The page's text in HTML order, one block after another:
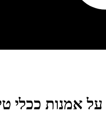
אמנות ככלי